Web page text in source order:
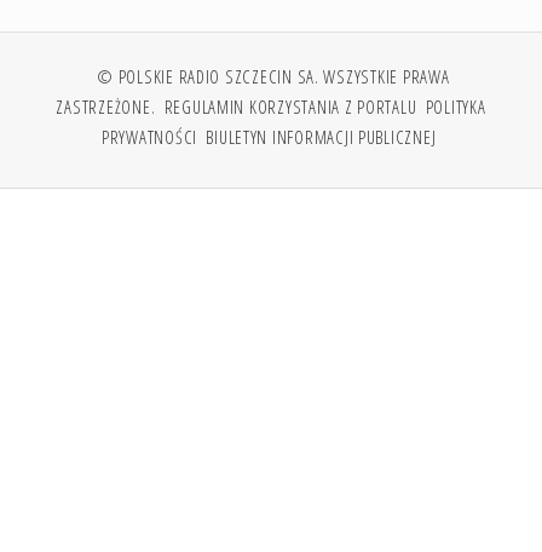
© POLSKIE RADIO SZCZECIN SA. WSZYSTKIE PRAWA
ZASTRZEŻONE. REGULAMIN KORZYSTANIA Z PORTALU POLITYKA
PRYWATNOŚCI BIULETYN INFORMACJI PUBLICZNEJ